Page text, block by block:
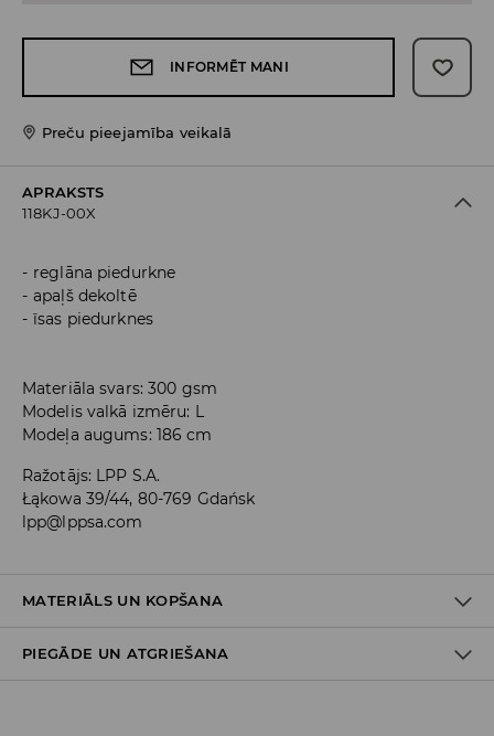
INFORMĒT MANI
Preču pieejamība veikalā
APRAKSTS
118KJ-00X
reglāna piedurkne
apaļš dekoltē
īsas piedurknes
Materiāla svars: 300 gsm
Modelis valkā izmēru: L
Modeļa augums: 186 cm
Ražotājs: LPP S.A.
Łąkowa 39/44, 80-769 Gdańsk
lpp@lppsa.com
MATERIĀLS UN KOPŠANA
PIEGĀDE UN ATGRIEŠANA